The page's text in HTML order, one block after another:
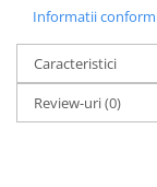
Informatii
Caracteristici
Review-uri(0)